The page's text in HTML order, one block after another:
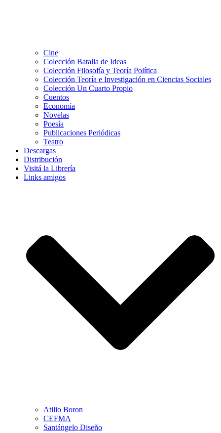
Cine
Colección Batalla de Ideas
Colección Filosofía y Teoría Política
Colección Teoría e Investigación en Ciencias Sociales
Colección Un Cuarto Propio
Cuentos
Economía
Novelas
Poesía
Publicaciones Periódicas
Teatro
Descargas
Distribución
Visitá la Librería
Links amigos
Atilio Boron
CEFMA
Santángelo Diseño